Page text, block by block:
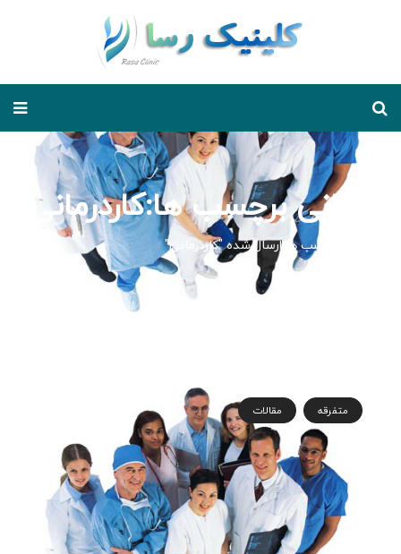
بایگانی برچسب ها:کاردرمانی
برچسب ها ارسال شده "کاردرمانی"
متفرقه مقالات